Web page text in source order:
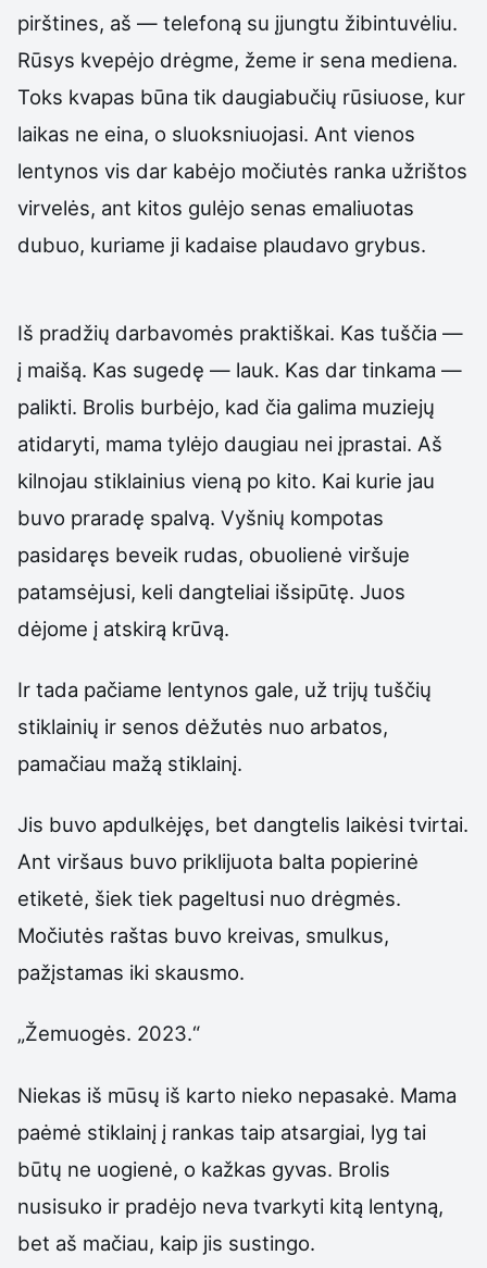
pirštines, aš — telefoną su įjungtu žibintuvėliu.
Rūsys kvepėjo drėgme, žeme ir sena mediena.
Toks kvapas būna tik daugiabučių rūsiuose, kur
laikas ne eina, o sluoksniuojasi. Ant vienos
lentynos vis dar kabėjo močiutės ranka užrištos
virvelės, ant kitos gulėjo senas emaliuotas
dubuo, kuriame ji kadaise plaudavo grybus.
Iš pradžių darbavomės praktiškai. Kas tuščia —
į maišą. Kas sugedę — lauk. Kas dar tinkama —
palikti. Brolis burbėjo, kad čia galima muziejų
atidaryti, mama tylėjo daugiau nei įprastai. Aš
kilnojau stiklainius vieną po kito. Kai kurie jau
buvo praradę spalvą. Vyšnių kompotas
pasidaręs beveik rudas, obuolienė viršuje
patamsėjusi, keli dangteliai išsipūtę. Juos
dėjome į atskirą krūvą.
Ir tada pačiame lentynos gale, už trijų tuščių
stiklainių ir senos dėžutės nuo arbatos,
pamačiau mažą stiklainį.
Jis buvo apdulkėjęs, bet dangtelis laikėsi tvirtai.
Ant viršaus buvo priklijuota balta popierinė
etiketė, šiek tiek pageltusi nuo drėgmės.
Močiutės raštas buvo kreivas, smulkus,
pažįstamas iki skausmo.
„Žemuogės. 2023.“
Niekas iš mūsų iš karto nieko nepasakė. Mama
paėmė stiklainį į rankas taip atsargiai, lyg tai
būtų ne uogienė, o kažkas gyvas. Brolis
nusisuko ir pradėjo neva tvarkyti kitą lentyną,
bet aš mačiau, kaip jis sustingo.